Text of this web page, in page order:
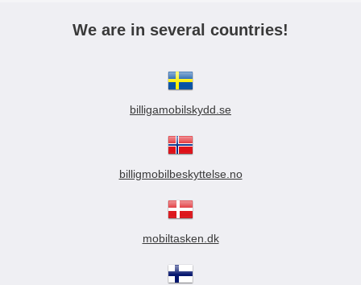
We are in several countries!
billigamobilskydd.se
billigmobilbeskyttelse.no
mobiltasken.dk